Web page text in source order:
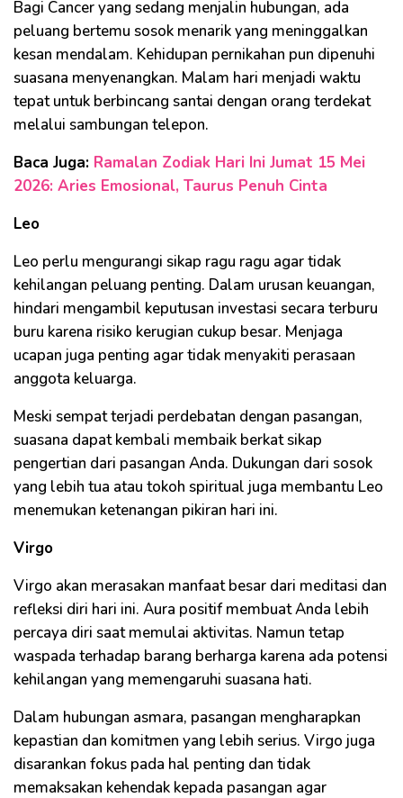
Bagi Cancer yang sedang menjalin hubungan, ada
peluang bertemu sosok menarik yang meninggalkan
kesan mendalam. Kehidupan pernikahan pun dipenuhi
suasana menyenangkan. Malam hari menjadi waktu
tepat untuk berbincang santai dengan orang terdekat
melalui sambungan telepon.
Baca Juga: Ramalan Zodiak Hari Ini Jumat 15 Mei
2026: Aries Emosional, Taurus Penuh Cinta
Leo
Leo perlu mengurangi sikap ragu ragu agar tidak
kehilangan peluang penting. Dalam urusan keuangan,
hindari mengambil keputusan investasi secara terburu
buru karena risiko kerugian cukup besar. Menjaga
ucapan juga penting agar tidak menyakiti perasaan
anggota keluarga.
Meski sempat terjadi perdebatan dengan pasangan,
suasana dapat kembali membaik berkat sikap
pengertian dari pasangan Anda. Dukungan dari sosok
yang lebih tua atau tokoh spiritual juga membantu Leo
menemukan ketenangan pikiran hari ini.
Virgo
Virgo akan merasakan manfaat besar dari meditasi dan
refleksi diri hari ini. Aura positif membuat Anda lebih
percaya diri saat memulai aktivitas. Namun tetap
waspada terhadap barang berharga karena ada potensi
kehilangan yang memengaruhi suasana hati.
Dalam hubungan asmara, pasangan mengharapkan
kepastian dan komitmen yang lebih serius. Virgo juga
disarankan fokus pada hal penting dan tidak
memaksakan kehendak kepada pasangan agar